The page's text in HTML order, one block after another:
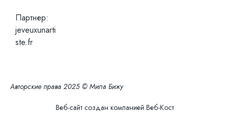
Партнер:
jeveuxunarti
ste.fr
Авторские права 2025 © Мила Бижу
Веб-сайт создан компанией Веб-Кост